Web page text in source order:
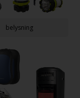
belysning